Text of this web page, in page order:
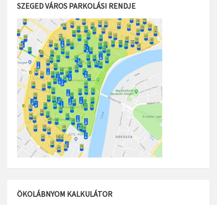
SZEGED VÁROS PARKOLÁSI RENDJE
ÖKOLÁBNYOM KALKULÁTOR